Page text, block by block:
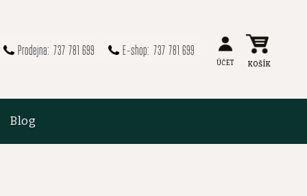
737 781 699
737 781 699
Blog